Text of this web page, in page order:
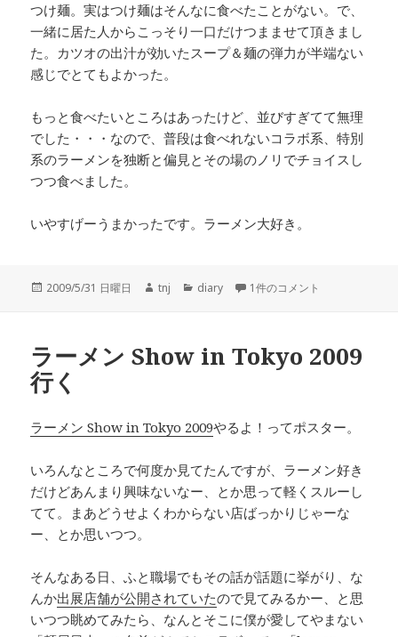
つけ麺。実はつけ麺はそんなに食べたことがない。で、
一緒に居た人からこっそり一口だけつまませて頂きまし
た。カツオの出汁が効いたスープ＆麺の弾力が半端ない
感じでとてもよかった。
もっと食べたいところはあったけど、並びすぎてて無理
でした・・・なので、普段は食べれないコラボ系、特別
系のラーメンを独断と偏見とその場のノリでチョイスし
つつ食べました。
いやすげーうまかったです。ラーメン大好き。
投
2009/5/31 日曜日
作
tnj
カ
ー
diary ラーメン Show in Tokyo 2009
1件のコメント
ラーメン Show in Tokyo 2009
行く
ラーメン Show in Tokyo 2009やるよ！ってポスター。
いろんなところで何度か見てたんですが、ラーメン好き
だけどあんまり興味ないなー、とか思って軽くスルーし
てて。まあどうせよくわからない店ばっかりじゃーな
ー、とか思いつつ。
そんなある日、ふと職場でもその話が話題に挙がり、な
んか出展店舗が公開されていたので見てみるかー、と思
いつつ眺めてみたら、なんとそこに僕が愛してやまない